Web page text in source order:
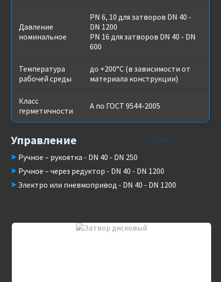
Давление
номинальное
PN 6, 10 для затворов DN 40 -
DN 1200
PN 16 для затворов DN 40 - DN
600
Температура
рабочей среды
до +200°C (в зависимости от
материала конструкции)
Класс
герметичности
А по ГОСТ 9544-2005
Управление
Ручное – рукоятка - DN 40 - DN 250
Ручное – через редуктор - DN 40 - DN 1200
Электро или пневмопривод - DN 40 - DN 1200